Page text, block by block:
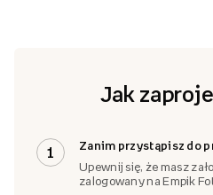
Jak
1
Zanim przystąpisz do
Upewnij się, że masz
zalogowany na Empik